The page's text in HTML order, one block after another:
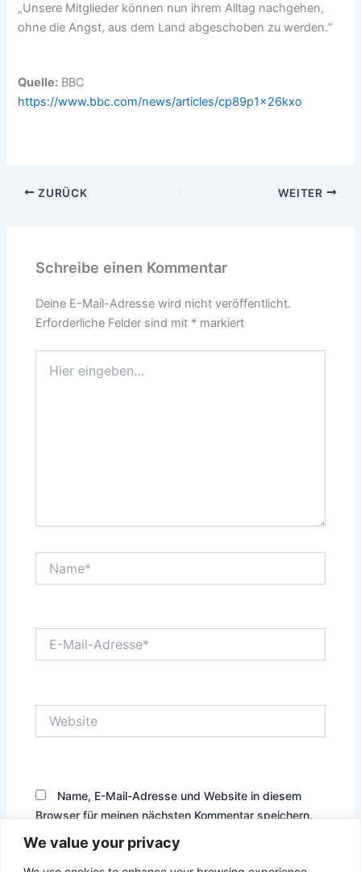
We value your privacy
„Unsere Mitglieder können nun ihrem Alltag nachgehen,
ohne die Angst, aus dem Land abgeschoben zu werden.“
Quelle: BBC
https://www.bbc.com/news/articles/cp89p1x26kxo
ZURÜCK WEITER
Schreibe einen Kommentar
Deine E-Mail-Adresse wird nicht veröffentlicht.
Erforderliche Felder sind mit * markiert
eingeben…
Mail-
Name, E-Mail-Adresse und Website in diesem
Browser für meinen nächsten Kommentar speichern.